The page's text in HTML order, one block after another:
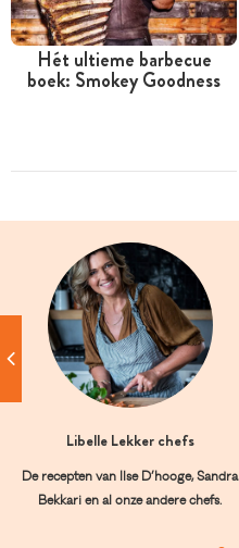
Hét ultieme barbecue
boek: Smokey Goodness
Libelle Lekker chefs
De recepten van Ilse D’hooge, Sandra
Bekkari en al onze andere chefs.